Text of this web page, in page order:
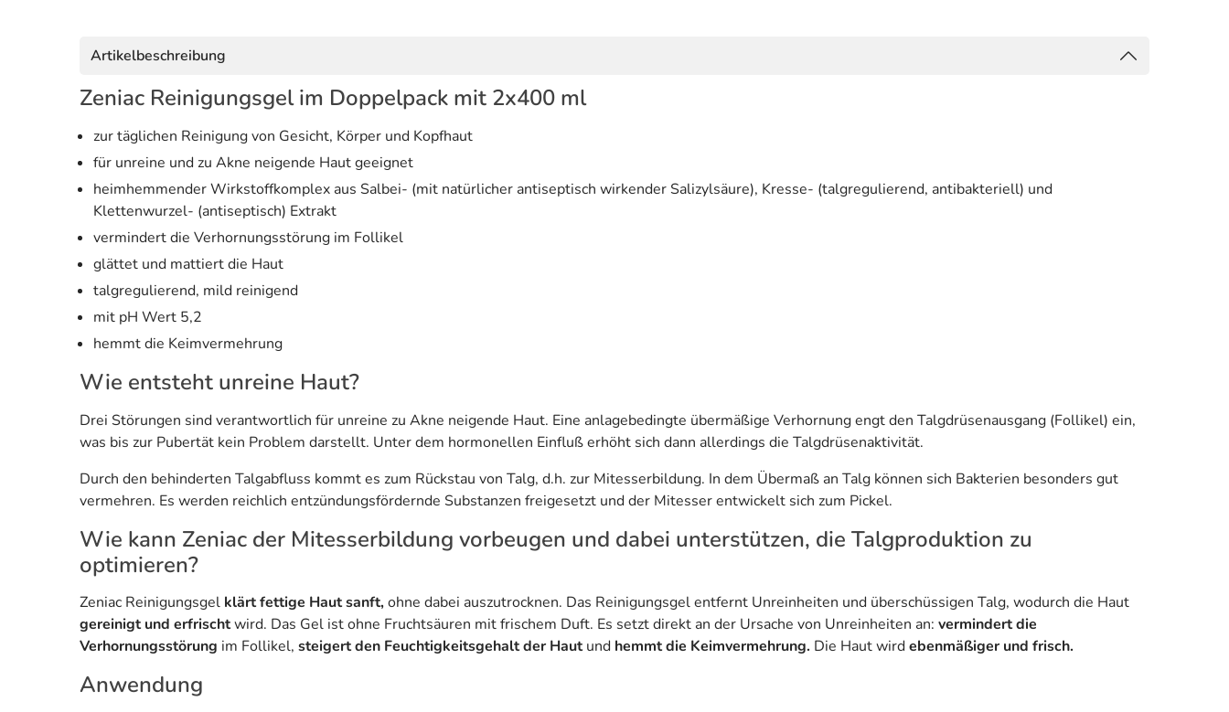
Artikelbeschreibung
Zeniac Reinigungsgel im Doppelpack mit 2x400 ml
zur täglichen Reinigung von Gesicht, Körper und Kopfhaut
für unreine und zu Akne neigende Haut geeignet
heimhemmender Wirkstoffkomplex aus Salbei- (mit natürlicher antiseptisch wirkender Salizylsäure), Kresse- (talgregulierend, antibakteriell) und
Klettenwurzel- (antiseptisch) Extrakt
vermindert die Verhornungsstörung im Follikel
glättet und mattiert die Haut
talgregulierend, mild reinigend
mit pH Wert 5,2
hemmt die Keimvermehrung
Wie entsteht unreine Haut?
Drei Störungen sind verantwortlich für unreine zu Akne neigende Haut. Eine anlagebedingte übermäßige Verhornung engt den Talgdrüsenausgang (Follikel) ein,
was bis zur Pubertät kein Problem darstellt. Unter dem hormonellen Einfluß erhöht sich dann allerdings die Talgdrüsenaktivität.
Durch den behinderten Talgabfluss kommt es zum Rückstau von Talg, d.h. zur Mitesserbildung. In dem Übermaß an Talg können sich Bakterien besonders gut
vermehren. Es werden reichlich entzündungsfördernde Substanzen freigesetzt und der Mitesser entwickelt sich zum Pickel.
Wie kann Zeniac der Mitesserbildung vorbeugen und dabei unterstützen, die Talgproduktion zu
optimieren?
Zeniac Reinigungsgel klärt fettige Haut sanft,ohne dabei auszutrocknen. Das Reinigungsgel entfernt Unreinheiten und überschüssigen Talg, wodurch die Haut
gereinigt und erfrischtwird. Das Gel ist ohne Fruchtsäuren mit frischem Duft. Es setzt direkt an der Ursache von Unreinheiten an: vermindert die
Verhornungsstörung im Follikel, steigert den Feuchtigkeitsgehalt der Hautund hemmt die Keimvermehrung. Die Haut wirdebenmäßiger und frisch.
Anwendung